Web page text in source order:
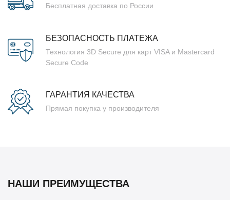
Бесплатная доставка по России
БЕЗОПАСНОСТЬ ПЛАТЕЖА
Технология 3D Secure для карт VISA и Mastercard
Secure Code
ГАРАНТИЯ КАЧЕСТВА
Прямая покупка у производителя
НАШИ ПРЕИМУЩЕСТВА